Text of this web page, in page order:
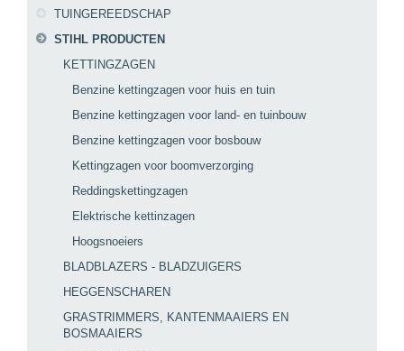
TUINGEREEDSCHAP
STIHL PRODUCTEN
KETTINGZAGEN
Benzine kettingzagen voor huis en tuin
Benzine kettingzagen voor land- en tuinbouw
Benzine kettingzagen voor bosbouw
Kettingzagen voor boomverzorging
Reddingskettingzagen
Elektrische kettinzagen
Hoogsnoeiers
BLADBLAZERS - BLADZUIGERS
HEGGENSCHAREN
GRASTRIMMERS, KANTENMAAIERS EN
BOSMAAIERS